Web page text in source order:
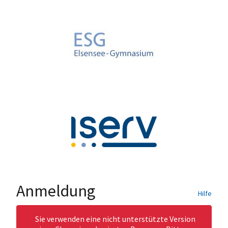
Anmeldung Hilfe
Sie verwenden eine nicht unterstützte Version